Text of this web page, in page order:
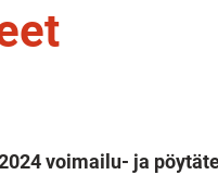
voimailu- ja